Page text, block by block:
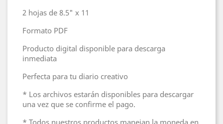
2 hojas de 8.5" x 11
Formato PDF
Producto digital disponible para descarga
inmediata
Perfecta para tu diario creativo
* Los archivos estarán disponibles para descargar
una vez que se confirme el pago.
* Todos nuestros productos manejan la moneda en